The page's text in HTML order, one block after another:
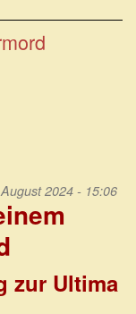
2024 - 15:06
zur Ultima